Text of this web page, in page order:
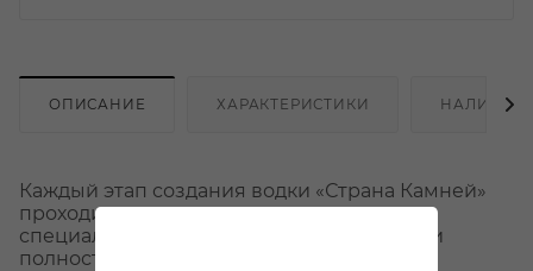
ОПИСАНИЕ ХАРАКТЕРИСТИКИ НАЛИЧИЕ
Каждый этап создания водки «Страна Камней»
проходит под тщательным контролем
специалистов завода, благодаря чему они
полностью ручаются за качество.